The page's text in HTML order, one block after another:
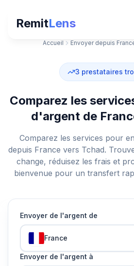
RemitLens
Accueil Envoyer depuis
3 prestataires
Comparez les
d'argent de
Comparez les services pour
depuis France vers Tchad.
change, réduisez les frais et
bienvenue pour un transfert
Envoyer de l'argent de
France
Envoyer de l'argent à